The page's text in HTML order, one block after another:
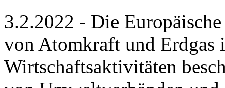
3.2.2022 - Die
von Atomkraft und Erdgas
Wirtschaftsaktivitäten